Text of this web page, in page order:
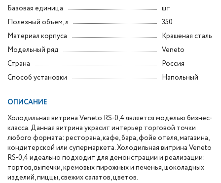
Базовая единица
шт
Полезный объем, л
350
Материал корпуса
Крашеная сталь
Модельный ряд
Veneto
Страна
Россия
Способ установки
Напольный
ОПИСАНИЕ
Холодильная витрина Veneto RS-0,4 является моделью бизнес-
класса. Данная витрина украсит интерьер торговой точки
любого формата: ресторана, кафе, бара, фойе отеля, магазина,
кондитерской или супермаркета. Холодильная витрина Veneto
RS-0,4 идеально подходит для демонстрации и реализации:
тортов, выпечки, кремовых пирожных и печенья, шоколадных
изделий, пиццы, свежих салатов, цветов.